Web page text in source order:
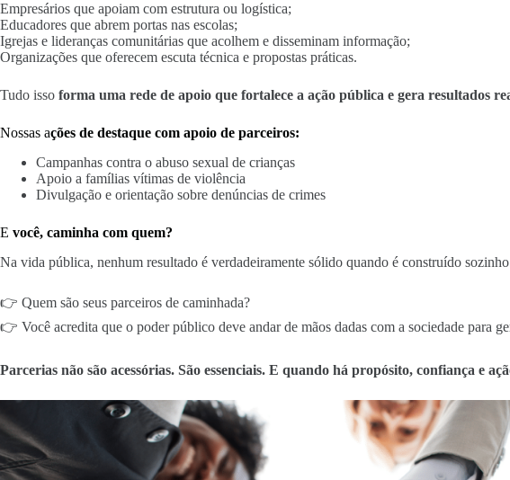
Empresários que apoiam com estrutura ou logística;
Educadores que abrem portas nas escolas;
Igrejas e lideranças comunitárias que acolhem e disseminam informação;
Organizações que oferecem escuta técnica e propostas práticas.
Tudo isso forma uma rede de apoio que fortalece a ação pública e gera resultados
Nossas ações de destaque com apoio de parceiros:
Campanhas contra o abuso sexual de crianças
Apoio a famílias vítimas de violência
Divulgação e orientação sobre denúncias de crimes
E você, caminha com quem?
Na vida pública, nenhum resultado é verdadeiramente sólido quando é construído
👉 Quem são seus parceiros de caminhada?
👉 Você acredita que o poder público deve andar de mãos dadas com a sociedade para
Parcerias não são acessórias. São essenciais. E quando há propósito, confiança e